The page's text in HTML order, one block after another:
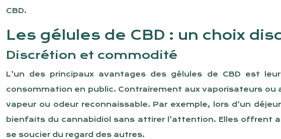
CBD.
Les gélules de CBD : un choix
Discrétion et commodité
L’un des principaux avantages des gélules de CBD est
consommation en public. Contrairement aux vaporisateurs
vapeur ou odeur reconnaissable. Par exemple, lors d’un
bienfaits du cannabidiol sans attirer l’attention. Elles offrent
se soucier du regard des autres.